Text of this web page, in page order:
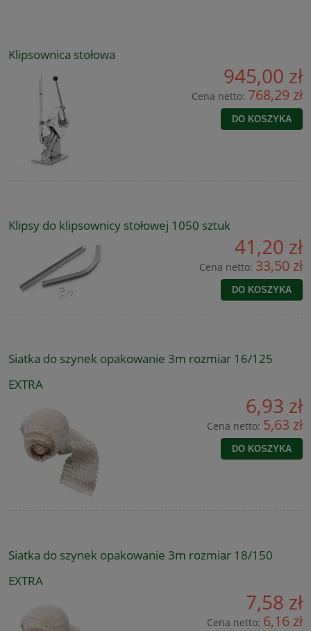
Klipsownica stołowa
945,00 zł
Cena netto: 768,29 zł
DO KOSZYKA
Klipsy do klipsownicy stołowej 1050 sztuk
41,20 zł
Cena netto: 33,50 zł
DO KOSZYKA
Siatka do szynek opakowanie 3m rozmiar 16/125
EXTRA
6,93 zł
Cena netto: 5,63 zł
DO KOSZYKA
Siatka do szynek opakowanie 3m rozmiar 18/150
EXTRA
7,58 zł
Cena netto: 6,16 zł